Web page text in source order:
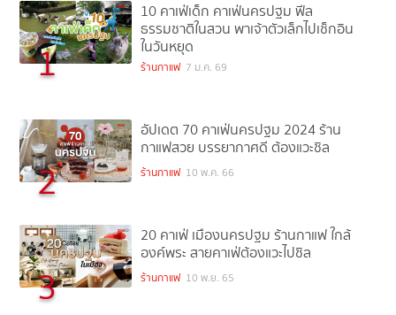
1
10 คาเฟ่เด็ก คาเฟ่นครปฐม ฟีล
ธรรมชาติในสวน พาเจ้าตัวเล็กไปเช็กอิน
ในวันหยุด
ร้านกาแฟ 7 ม.ค. 69
2
อัปเดต 70 คาเฟ่นครปฐม 2024 ร้าน
กาแฟสวย บรรยากาศดี ต้องแวะชิล
ร้านกาแฟ 10 พ.ค. 66
3
20 คาเฟ่ เมืองนครปฐม ร้านกาแฟ ใกล้
องค์พระ สายคาเฟ่ต้องแวะไปชิล
ร้านกาแฟ 10 พ.ย. 65